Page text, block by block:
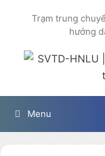
Trạm trung
hướng
Menu